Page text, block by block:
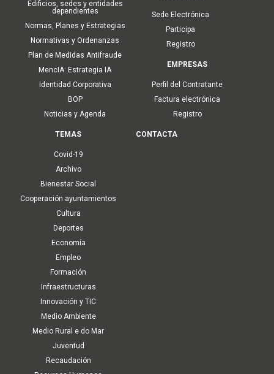
Edificios, sedes y entidades
dependientes
Normas, Planes y Estrategias
Normativas y Ordenanzas
Plan de Medidas Antifraude
MencIA: Estrategia IA
Identidad Corporativa
BOP
Noticias y Agenda
Sede Electrónica
Participa
Registro
EMPRESAS
Perfil del Contratante
Factura electrónica
Registro
TEMAS
Covid-19
Archivo
Bienestar Social
Cooperación ayuntamientos
Cultura
Deportes
Economía
Empleo
Formación
Infraestructuras
Innovación y TIC
Medio Ambiente
Medio Rural e do Mar
Juventud
Recaudación
CONTACTA